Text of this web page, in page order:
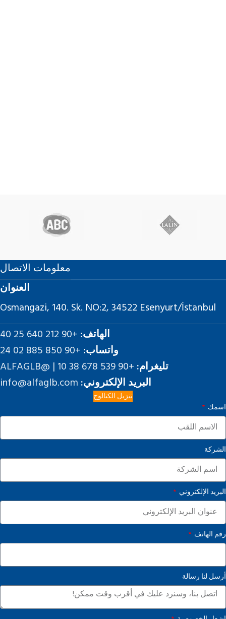
معلومات الاتصال
العنوان
Osmangazi, 140. Sk. NO:2, 34522 Esenyurt/İstanbul
الهاتف: +90 212 640 25 40
واتساب: +90 850 885 02 24
تليغرام: +90 539 678 38 10 | @ALFAGLB
البريد الإلكتروني: info@alfaglb.com
تنزيل الكتالوج
اسمك
الشركة
البريد الإلكتروني
رقم الهاتف
أرسل لنا رسالة